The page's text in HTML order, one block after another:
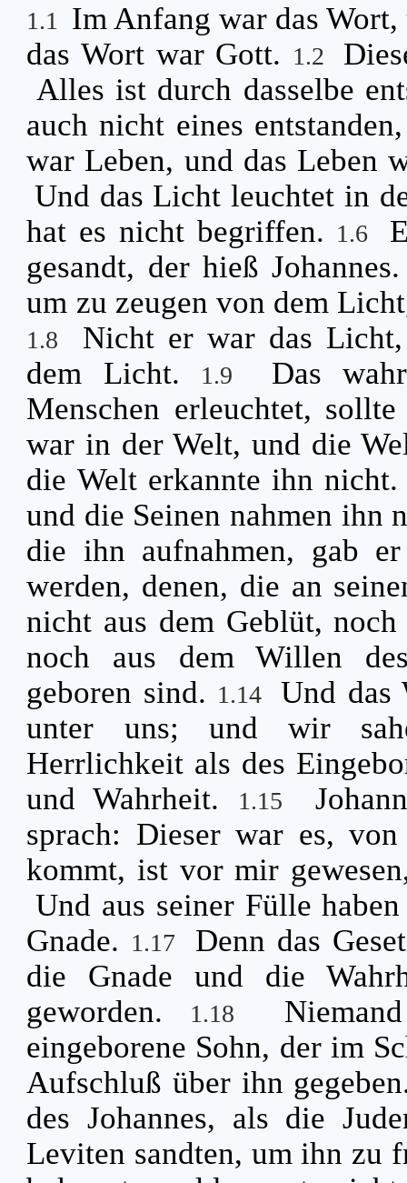
1.1 Im Anfang war das
das Wort war Gott. 1.2
Alles ist durch dasselbe
auch nicht eines
war Leben, und das Leben
Und das Licht leuchtet in
hat es nicht begriffen. 1.6
gesandt, der hieß
um zu zeugen von dem
1.8
Nicht er war das
dem Licht.
1.9
Das
Menschen erleuchtet,
war in der Welt, und die
die Welt erkannte ihn
und die Seinen nahmen ihn
die ihn aufnahmen, gab
werden, denen, die an
nicht aus dem Geblüt,
noch aus dem Willen
geboren sind. 1.14
Und das
unter uns; und wir
Herrlichkeit als des
und Wahrheit.
1.15
sprach: Dieser war es,
kommt, ist vor mir
Und aus seiner Fülle
Gnade. 1.17
Denn das
die Gnade und die
geworden.
1.18
eingeborene Sohn, der im
Aufschluß über ihn
des Johannes, als die
Leviten sandten, um ihn zu